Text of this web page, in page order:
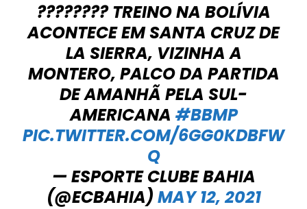
???????? TREINO NA BOLÍVIA
ACONTECE EM SANTA CRUZ DE
LA SIERRA, VIZINHA A
MONTERO, PALCO DA PARTIDA
DE AMANHÃ PELA SUL-
AMERICANA #BBMP
PIC.TWITTER.COM/6GG0KDBFW
Q
— ESPORTE CLUBE BAHIA
(@ECBAHIA) MAY 12, 2021